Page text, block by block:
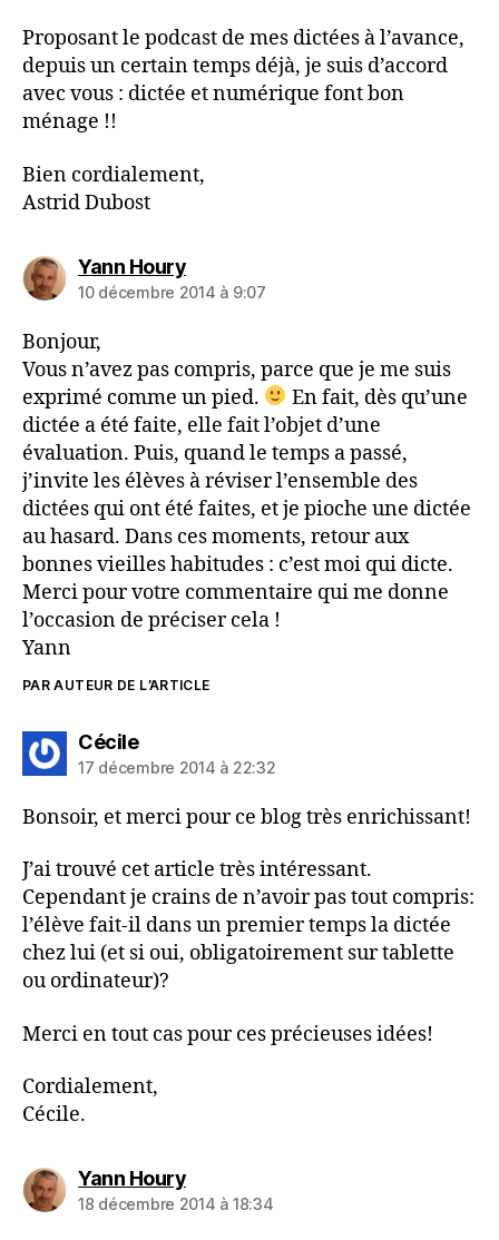
Proposant le podcast de mes dictées à l’avance,
depuis un certain temps déjà, je suis d’accord
avec vous : dictée et numérique font bon
ménage !!
Bien cordialement,
Astrid Dubost
Yann Hourydit :
10 décembre 2014 à 9:07
Bonjour,
Vous n’avez pas compris, parce que je me suis
exprimé comme un pied.
En fait, dès qu’une
dictée a été faite, elle fait l’objet d’une
évaluation. Puis, quand le temps a passé,
j’invite les élèves à réviser l’ensemble des
dictées qui ont été faites, et je pioche une dictée
au hasard. Dans ces moments, retour aux
bonnes vieilles habitudes : c’est moi qui dicte.
Merci pour votre commentaire qui me donne
l’occasion de préciser cela !
Yann
PAR AUTEUR DE L’ARTICLE
Céciledit :
17 décembre 2014 à 22:32
Bonsoir, et merci pour ce blog très enrichissant!
J’ai trouvé cet article très intéressant.
Cependant je crains de n’avoir pas tout compris:
l’élève fait-il dans un premier temps la dictée
chez lui (et si oui, obligatoirement sur tablette
ou ordinateur)?
Merci en tout cas pour ces précieuses idées!
Cordialement,
Cécile.
Yann Hourydit :
18 décembre 2014 à 18:34